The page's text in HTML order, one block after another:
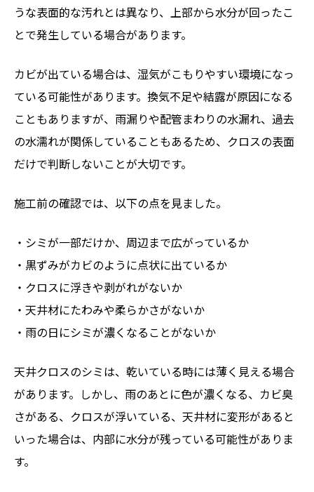
うな表面的な汚れとは異なり、上部から水分が回ったこ
とで発生している場合があります。
カビが出ている場合は、湿気がこもりやすい環境になっ
ている可能性があります。換気不足や結露が原因になる
こともありますが、雨漏りや配管まわりの水漏れ、過去
の水濡れが関係していることもあるため、クロスの表面
だけで判断しないことが大切です。
施工前の確認では、以下の点を見ました。
・シミが一部だけか、周辺まで広がっているか
・黒ずみがカビのように点状に出ているか
・クロスに浮きや剥がれがないか
・天井材にたわみや柔らかさがないか
・雨の日にシミが濃くなることがないか
天井クロスのシミは、乾いている時には薄く見える場合
があります。しかし、雨のあとに色が濃くなる、カビ臭
さがある、クロスが浮いている、天井材に変形があると
いった場合は、内部に水分が残っている可能性がありま
す。